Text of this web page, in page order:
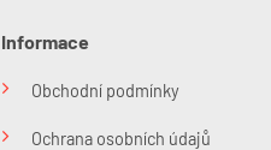
Informace
Obchodní podmínky
Ochrana osobních údajů